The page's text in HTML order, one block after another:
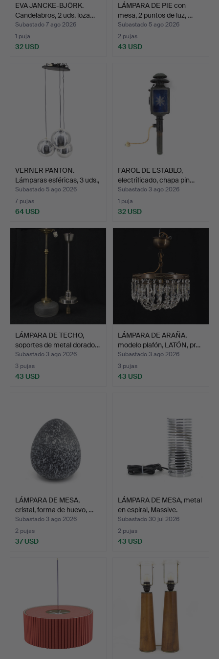
EVA JANCKE-BJÖRK.
Candelabros, 2 uds. loza…
Subastado 7 ago 2026
1 puja
32 USD
LÁMPARA DE PIE con
mesa, 2 puntos de luz, …
Subastado 5 ago 2026
2 pujas
43 USD
VERNER PANTON.
Lámparas esféricas, 3 uds.,
…
Subastado 5 ago 2026
7 pujas
64 USD
FAROL DE ESTABLO,
electrificado, chapa pin…
Subastado 3 ago 2026
1 puja
32 USD
LÁMPARA DE TECHO,
soportes de metal dorado…
Subastado 3 ago 2026
3 pujas
43 USD
LÁMPARA DE ARAÑA,
modelo plafón, LATÓN, pr…
Subastado 3 ago 2026
3 pujas
43 USD
LÁMPARA DE MESA,
cristal, forma de huevo, …
Subastado 3 ago 2026
2 pujas
37 USD
LÁMPARA DE MESA, metal
en espiral, Massive.
Subastado 30 jul 2026
2 pujas
43 USD